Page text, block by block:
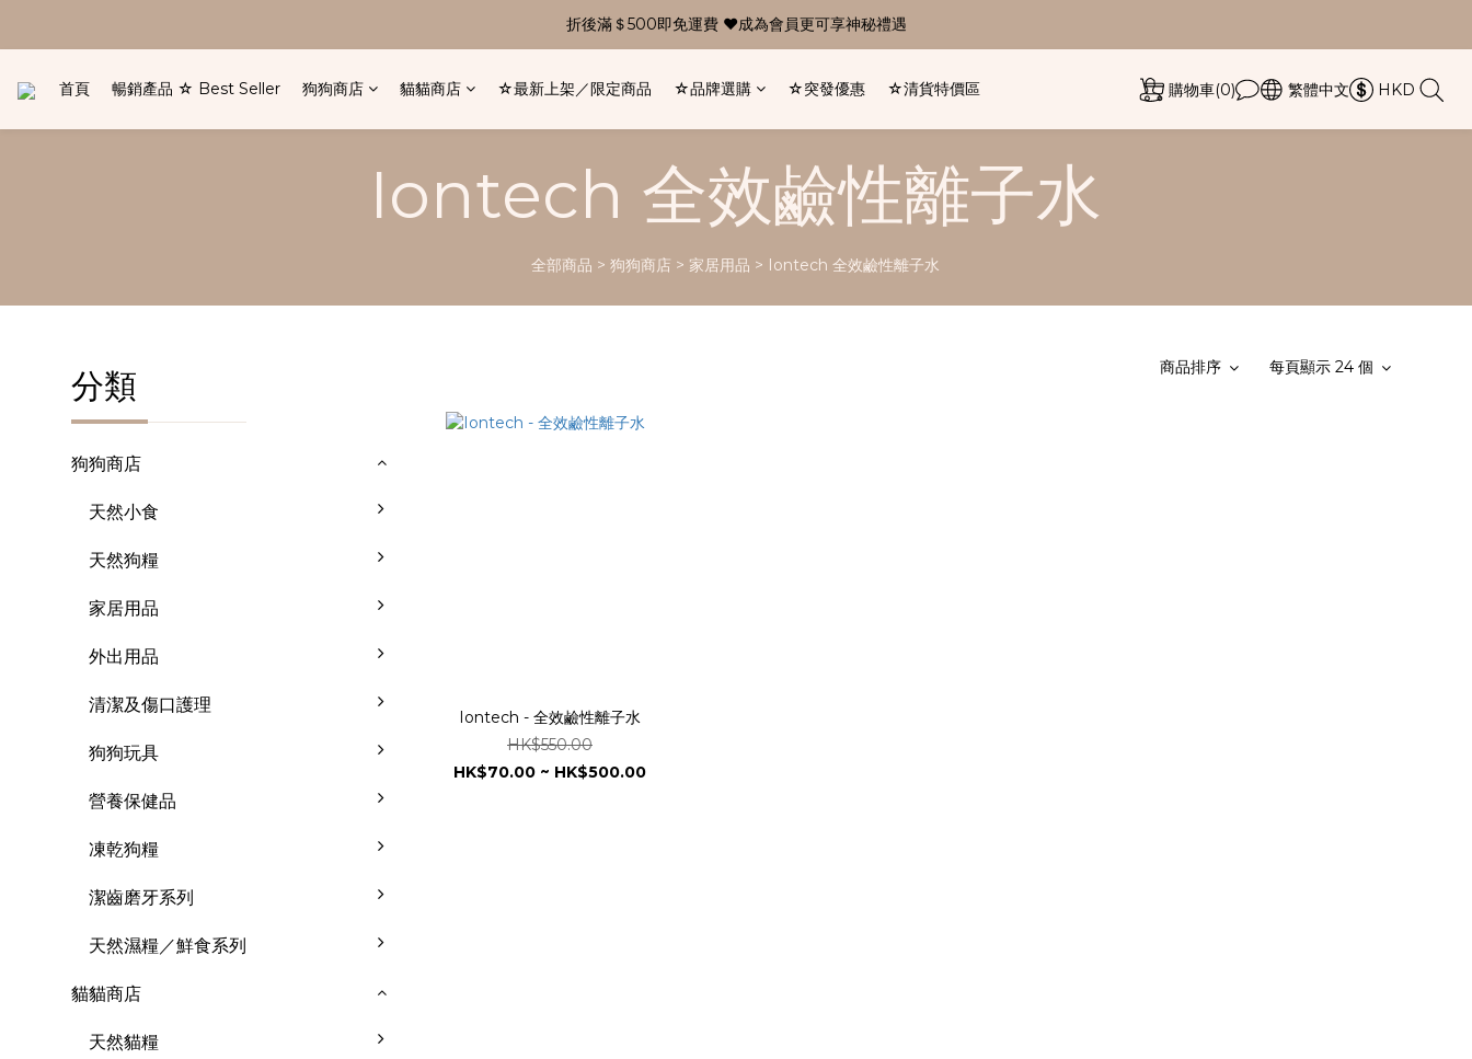
折後滿＄500即免運費 ❤成為會員更可享神秘禮遇
首頁 暢銷產品 ☆ Best Seller 狗狗商店 貓貓商店 ☆最新上架／限定商品 ☆品牌選購 ☆突發優惠 ☆清貨特價區 購物車(0) 繁體中文 HKD
Iontech 全效鹼性離子水
全部商品 >狗狗商店 > 家居用品 > Iontech 全效鹼性離子水
分類
狗狗商店
天然小食
天然狗糧
家居用品
外出用品
清潔及傷口護理
狗狗玩具
營養保健品
凍乾狗糧
潔齒磨牙系列
天然濕糧／鮮食系列
貓貓商店
天然貓糧
商品排序 每頁顯示 24 個
Iontech - 全效鹼性離子水
HK$550.00
HK$70.00 ~ HK$500.00